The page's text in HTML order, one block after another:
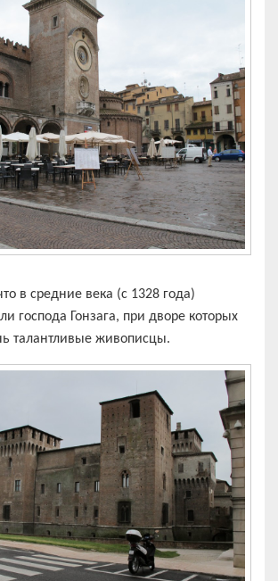
в средние века (с 1328 года)
господа Гонзага, при дворе которых
талантливые живописцы.